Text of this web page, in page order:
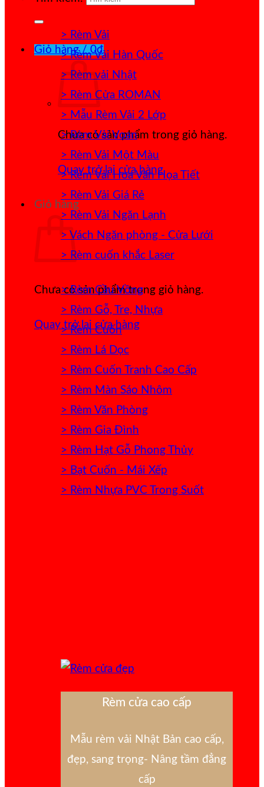
Giỏ hàng /0₫
Chưa có sản phẩm trong giỏ hàng.
Quay trở lại cửa hàng
Giỏ hàng
Chưa có sản phẩm trong giỏ hàng.
Quay trở lại cửa hàng
> Rèm Vải
> Rèm Vải Hàn Quốc
> Rèm vải Nhật
> Rèm Cửa ROMAN
> Mẫu Rèm Vải 2 Lớp
> Rèm Vải Voan
> Rèm Vải Một Màu
> Rèm Vải Hoa Văn Họa Tiết
> Rèm Vải Giá Rẻ
> Rèm Vải Ngăn Lạnh
> Vách Ngăn phòng - Cửa Lưới
> Rèm cuốn khắc Laser
> Rèm Cầu Vồng
> Rèm Gỗ, Tre, Nhựa
> Rèm Cuốn
> Rèm Lá Dọc
> Rèm Cuốn Tranh Cao Cấp
> Rèm Màn Sáo Nhôm
> Rèm Văn Phòng
> Rèm Gia Đình
> Rèm Hạt Gỗ Phong Thủy
> Bạt Cuốn - Mái Xếp
> Rèm Nhựa PVC Trong Suốt
Rèm cửa cao cấp
Mẫu rèm vải Nhật Bản cao cấp,
đẹp, sang trọng- Nâng tầm đẳng
cấp